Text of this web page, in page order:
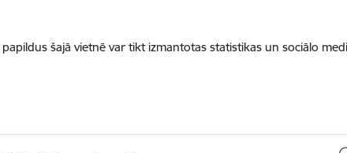
šajā vietnē var tikt izmantotas statistikas un sociālo